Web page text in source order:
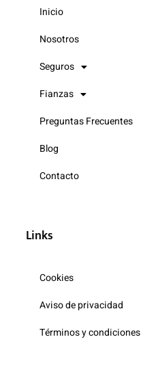
Inicio
Nosotros
Seguros
Fianzas
Preguntas Frecuentes
Blog
Contacto
Links
Cookies
Aviso de privacidad
Términos y condiciones